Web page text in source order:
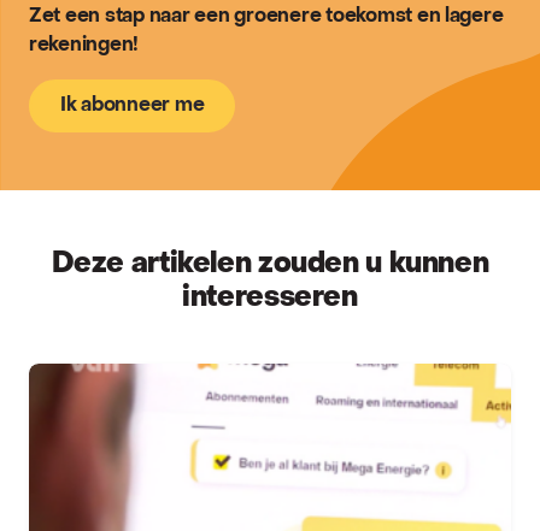
Zet een stap naar een groenere toekomst en lagere
rekeningen!
Ik abonneer me
Deze artikelen zouden u kunnen
interesseren